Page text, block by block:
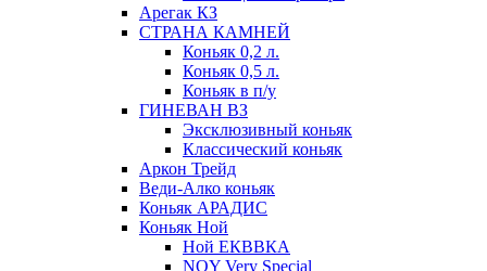
Арегак КЗ
СТРАНА КАМНЕЙ
Коньяк 0,2 л.
Коньяк 0,5 л.
Коньяк в п/у
ГИНЕВАН ВЗ
Эксклюзивный коньяк
Классический коньяк
Аркон Трейд
Веди-Алко коньяк
Коньяк АРАДИС
Коньяк Ной
Ной ЕКВВКА
NOY Very Special